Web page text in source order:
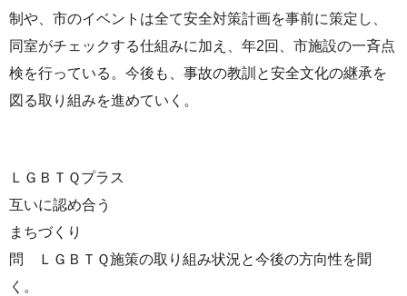
制や、市のイベントは全て安全対策計画を事前に策定し、
同室がチェックする仕組みに加え、年2回、市施設の一斉点
検を行っている。今後も、事故の教訓と安全文化の継承を
図る取り組みを進めていく。
ＬＧＢＴＱプラス
互いに認め合う
まちづくり
問 ＬＧＢＴＱ施策の取り組み状況と今後の方向性を聞
く。